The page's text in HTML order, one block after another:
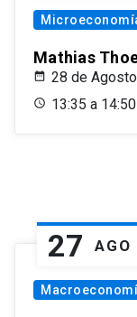
Mathias
28 de
13:35 a 14:50
27 AGO